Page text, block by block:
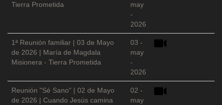
Tierra Prometida
may
-
2026
1ª Reunión familiar | 03 de Mayo
de 2026 | María de Magdala
Misionera - Tierra Prometida
03 -
may
-
2026
Reunión "Sé Sano" | 02 de Mayo
de 2026 | Cuando Jesús camina
02 -
may